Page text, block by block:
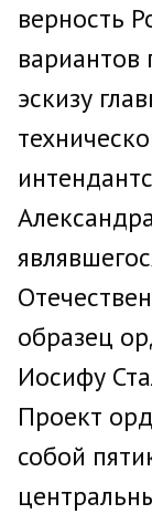
верность
эскизу
образец
Иосифу
Проект
собой